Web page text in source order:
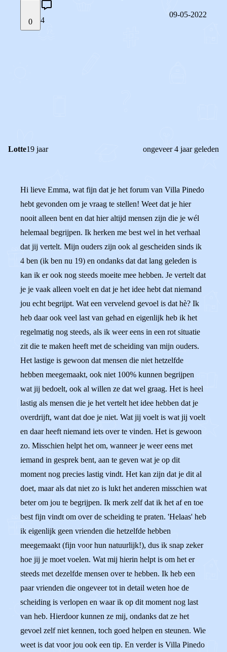
0 4
09-05-2022
Lotte19 jaar ongeveer 4 jaar geleden
Hi lieve Emma, wat fijn dat je het forum van Villa Pinedo
hebt gevonden om je vraag te stellen! Weet dat je hier
nooit alleen bent en dat hier altijd mensen zijn die je wél
helemaal begrijpen. Ik herken me best wel in het verhaal
dat jij vertelt. Mijn ouders zijn ook al gescheiden sinds ik
4 ben (ik ben nu 19) en ondanks dat dat lang geleden is
kan ik er ook nog steeds moeite mee hebben. Je vertelt dat
je je vaak alleen voelt en dat je het idee hebt dat niemand
jou echt begrijpt. Wat een vervelend gevoel is dat hè? Ik
heb daar ook veel last van gehad en eigenlijk heb ik het
regelmatig nog steeds, als ik weer eens in een rot situatie
zit die te maken heeft met de scheiding van mijn ouders.
Het lastige is gewoon dat mensen die niet hetzelfde
hebben meegemaakt, ook niet 100% kunnen begrijpen
wat jij bedoelt, ook al willen ze dat wel graag. Het is heel
lastig als mensen die je het vertelt het idee hebben dat je
overdrijft, want dat doe je niet. Wat jij voelt is wat jij voelt
en daar heeft niemand iets over te vinden. Het is gewoon
zo. Misschien helpt het om, wanneer je weer eens met
iemand in gesprek bent, aan te geven wat je op dit
moment nog precies lastig vindt. Het kan zijn dat je dit al
doet, maar als dat niet zo is lukt het anderen misschien wat
beter om jou te begrijpen. Ik merk zelf dat ik het af en toe
best fijn vindt om over de scheiding te praten. 'Helaas' heb
ik eigenlijk geen vrienden die hetzelfde hebben
meegemaakt (fijn voor hun natuurlijk!), dus ik snap zeker
hoe jij je moet voelen. Wat mij hierin helpt is om het er
steeds met dezelfde mensen over te hebben. Ik heb een
paar vrienden die ongeveer tot in detail weten hoe de
scheiding is verlopen en waar ik op dit moment nog last
van heb. Hierdoor kunnen ze mij, ondanks dat ze het
gevoel zelf niet kennen, toch goed helpen en steunen. Wie
weet is dat voor jou ook een tip. En verder is Villa Pinedo